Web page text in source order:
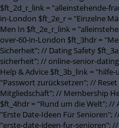
$ft_2d_r_link = "alleinstehende-
in-London $ft_2e_r = "Einzelne
Men In $ft_2e_r_link =
over-60-in-London $ft_3hdr =
Sicherheit"; // Dating Safety
sicherheit"; // online-senior-
Help & Advice $ft_3b_link =
"Passwort zurücksetzen"; //
Mitgliedschaft"; // Membership
$ft_4hdr = "Rund um die Welt"; //
"Erste Date-Ideen Für Senioren";
"erste-date-ideen-fur-senioren";